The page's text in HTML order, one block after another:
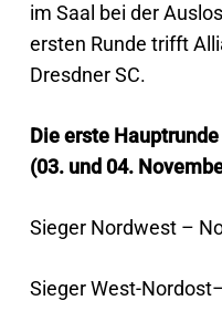
im Saal bei der
ersten Runde trifft
Dresdner SC.
Die erste
(03. und 04.
Sieger Nordwest –
Sieger West-